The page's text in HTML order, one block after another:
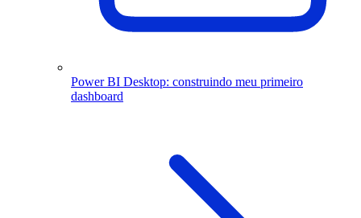
Power BI Desktop: construindo meu primeiro
dashboard